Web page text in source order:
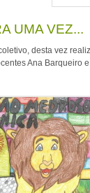
UMA VEZ...
desta vez
Ana Barqueiro